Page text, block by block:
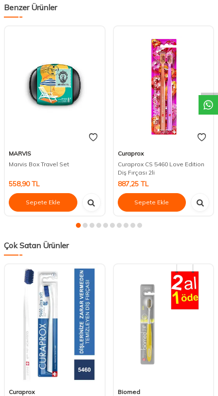
Benzer Ürünler
MARVIS
Marvis Box Travel Set
558,90TL
Sepete Ekle
Curaprox
Curaprox CS 5460 Love Edition
Diş Fırçası 2li
887,25TL
Sepete Ekle
Çok Satan Ürünler
Curaprox
Biomed